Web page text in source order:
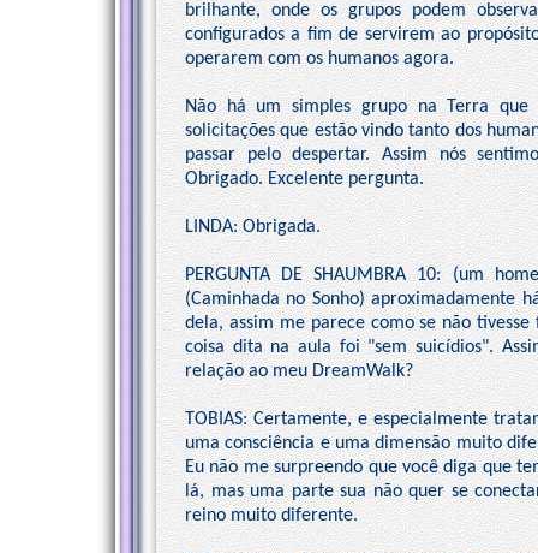
brilhante, onde os grupos podem
configurados a fim de servirem ao
operarem com os humanos agora.
Não há um simples grupo na Terra que
solicitações que estão vindo tanto dos
passar pelo despertar. Assim nós
Obrigado. Excelente pergunta.
LINDA: Obrigada.
PERGUNTA DE SHAUMBRA 10: (um
(Caminhada no Sonho) aproximadamente
dela, assim me parece como se não
coisa dita na aula foi "sem suicídios".
relação ao meu DreamWalk?
TOBIAS: Certamente, e especialmente
uma consciência e uma dimensão muito
Eu não me surpreendo que você diga que
lá, mas uma parte sua não quer se
reino muito diferente.